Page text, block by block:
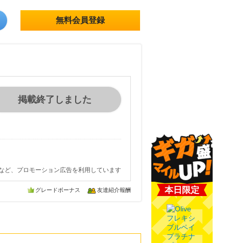
無料会員登録
掲載終了しました
ど、プロモーション広告を利用しています
グレードボーナス 友達紹介報酬 本日限定